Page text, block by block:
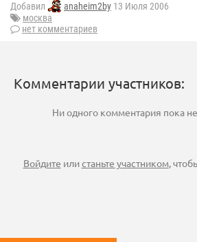
Добавил anaheim2by 13 Июля 2006
москва
нет комментариев
Комментарии участников:
Ни одного комментария пока
Войдите илистаньте участником,